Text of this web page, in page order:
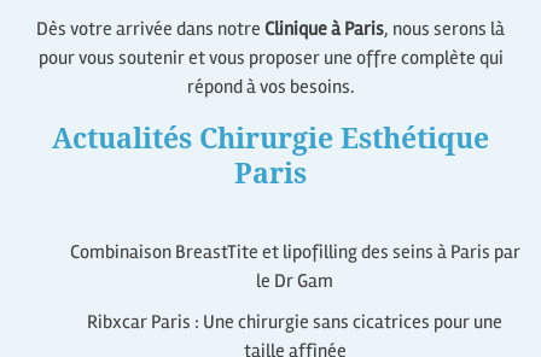
Dès votre arrivée dans notre Clinique à Paris, nous serons là
pour vous soutenir et vous proposer une offre complète qui
répond à vos besoins.
Actualités Chirurgie Esthétique
Paris
Combinaison BreastTite et lipofilling des seins à Paris par
le Dr Gam
Ribxcar Paris : Une chirurgie sans cicatrices pour une
taille affinée